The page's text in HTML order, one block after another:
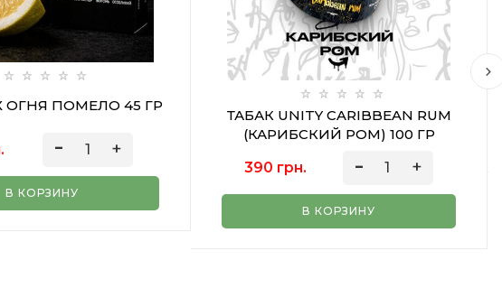
ОГНЯ ПОМЕЛО 45 ГР
В КОРЗИНУ
ТАБАК UNITY CARIBBEAN RUM
(КАРИБСКИЙ РОМ) 100 ГР
390 грн.
В КОРЗИНУ